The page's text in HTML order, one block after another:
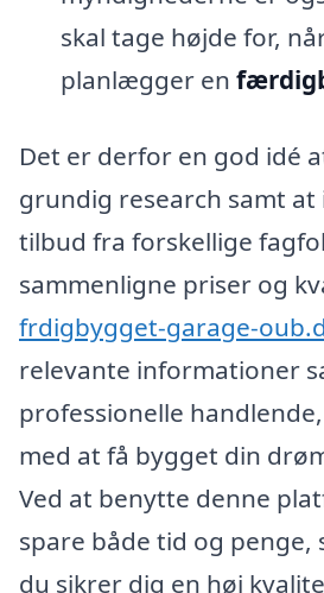
skal tage højde for,
planlægger en
Det er derfor en god idé
grundig research samt
tilbud fra forskellige
sammenligne priser og
frdigbygget-garage-
relevante informationer
professionelle
med at få bygget din
Ved at benytte denne
spare både tid og penge,
du sikrer dig en høj